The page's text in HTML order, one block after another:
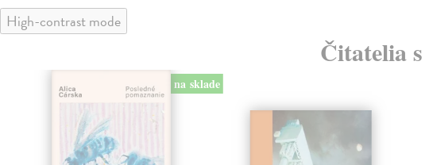
High-contrast mode
Čitatelia
na sklade